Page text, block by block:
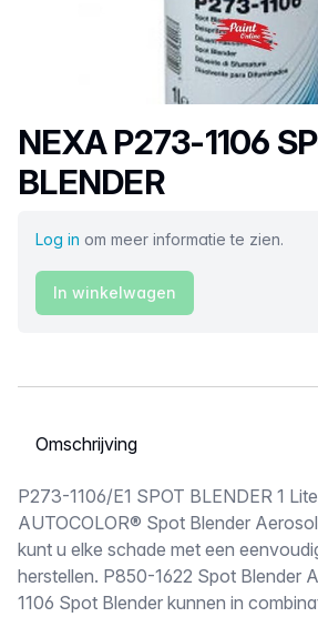
Productnaam
NEXA P273-1106
BLENDER
Log in om meer informatie te zien.
In winkelwagen
Selecteer een tabblad
Omschrijving
P273-1106/E1 SPOT BLENDER 1
AUTOCOLOR® Spot Blender
kunt u elke schade met een
herstellen. P850-1622 Spot Blender
1106 Spot Blender kunnen in